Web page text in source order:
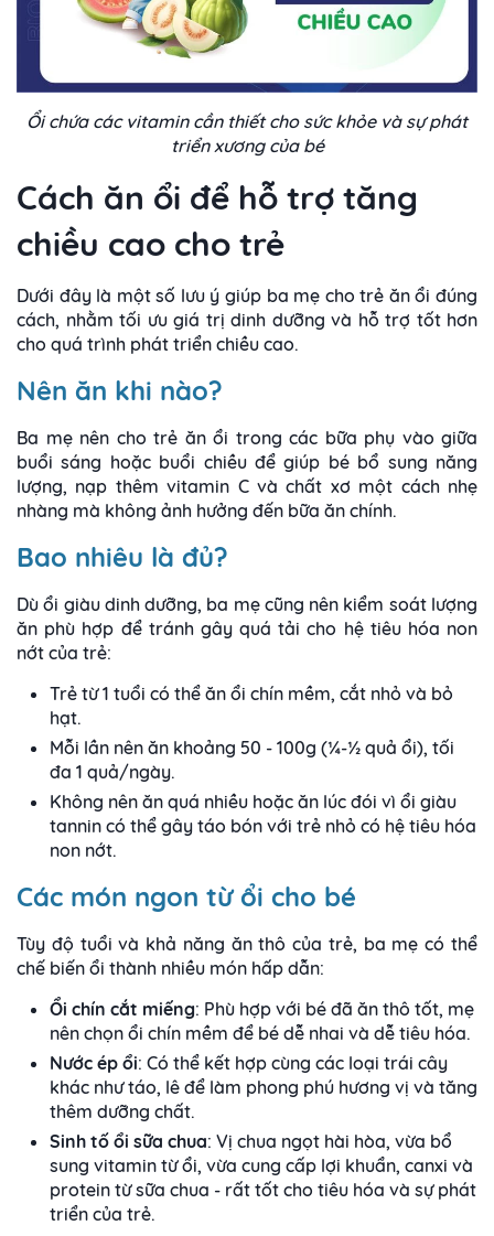
Ổi chứa các vitamin cần thiết cho sức khỏe và sự phát
triển xương của bé
Cách ăn ổi để hỗ trợ tăng
chiều cao cho trẻ
Dưới đây là một số lưu ý giúp ba mẹ cho trẻ ăn ổi đúng
cách, nhằm tối ưu giá trị dinh dưỡng và hỗ trợ tốt hơn
cho quá trình phát triển chiều cao.
Nên ăn khi nào?
Ba mẹ nên cho trẻ ăn ổi trong các bữa phụ vào giữa
buổi sáng hoặc buổi chiều để giúp bé bổ sung năng
lượng, nạp thêm vitamin C và chất xơ một cách nhẹ
nhàng mà không ảnh hưởng đến bữa ăn chính.
Bao nhiêu là đủ?
Dù ổi giàu dinh dưỡng, ba mẹ cũng nên kiểm soát lượng
ăn phù hợp để tránh gây quá tải cho hệ tiêu hóa non
nớt của trẻ:
Trẻ từ 1 tuổi có thể ăn ổi chín mềm, cắt nhỏ và bỏ
hạt.
Mỗi lần nên ăn khoảng 50 - 100g (¼-½ quả ổi), tối
đa 1 quả/ngày.
Không nên ăn quá nhiều hoặc ăn lúc đói vì ổi giàu
tannin có thể gây táo bón với trẻ nhỏ có hệ tiêu hóa
non nớt.
Các món ngon từ ổi cho bé
Tùy độ tuổi và khả năng ăn thô của trẻ, ba mẹ có thể
chế biến ổi thành nhiều món hấp dẫn:
Ổi chín cắt miếng: Phù hợp với bé đã ăn thô tốt, mẹ
nên chọn ổi chín mềm để bé dễ nhai và dễ tiêu hóa.
Nước ép ổi: Có thể kết hợp cùng các loại trái cây
khác như táo, lê để làm phong phú hương vị và tăng
thêm dưỡng chất.
Sinh tố ổi sữa chua: Vị chua ngọt hài hòa, vừa bổ
sung vitamin từ ổi, vừa cung cấp lợi khuẩn, canxi và
protein từ sữa chua - rất tốt cho tiêu hóa và sự phát
triển của trẻ.